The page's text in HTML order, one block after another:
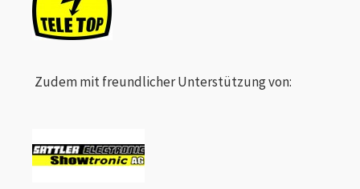
Zudem mit freundlicher Unterstützung von: